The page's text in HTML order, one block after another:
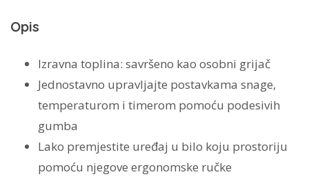
Opis
Izravna toplina: savršeno kao osobni grijač
Jednostavno upravljajte postavkama snage,
temperaturom i timerom pomoću podesivih
gumba
Lako premjestite uređaj u bilo koju prostoriju
pomoću njegove ergonomske ručke